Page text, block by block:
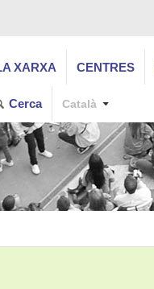
XARXA CENTRES
Cerca Català